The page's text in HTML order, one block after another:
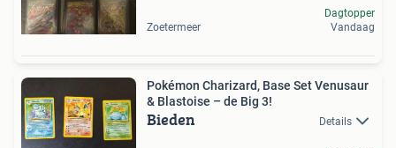
Zoetermeer
Dagtopper
Vandaag
Pokémon Charizard, Base Set Venusaur
& Blastoise – de Big 3!
Bieden Details